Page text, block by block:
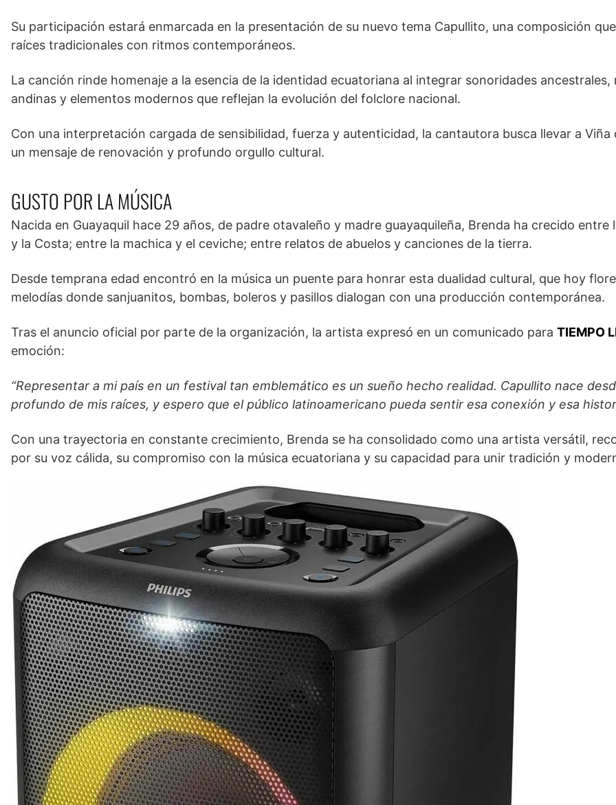
Su participación estará enmarcada en la presentación de su nuevo tema Capullito, una composición
raíces tradicionales con ritmos contemporáneos.
La canción rinde homenaje a la esencia de la identidad ecuatoriana al integrar sonoridades ancestrales,
andinas y elementos modernos que reflejan la evolución del folclore nacional.
Con una interpretación cargada de sensibilidad, fuerza y autenticidad, la cantautora busca llevar a Viña
un mensaje de renovación y profundo orgullo cultural.
GUSTO POR LA MÚSICA
Nacida en Guayaquil hace 29 años, de padre otavaleño y madre guayaquileña, Brenda ha crecido entre
y la Costa; entre la machica y el ceviche; entre relatos de abuelos y canciones de la tierra.
Desde temprana edad encontró en la música un puente para honrar esta dualidad cultural, que hoy
melodías donde sanjuanitos, bombas, boleros y pasillos dialogan con una producción contemporánea.
Tras el anuncio oficial por parte de la organización, la artista expresó en un comunicado para TIEMPO
emoción:
“Representar a mi país en un festival tan emblemático es un sueño hecho realidad. Capullito nace
profundo de mis raíces, y espero que el público latinoamericano pueda sentir esa conexión y esa
Con una trayectoria en constante crecimiento, Brenda se ha consolidado como una artista versátil,
por su voz cálida, su compromiso con la música ecuatoriana y su capacidad para unir tradición y